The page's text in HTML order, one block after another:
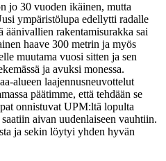
jo 30 vuoden ikäinen, mutta
ympäristölupa edellytti radalle
äänivallien rakentamisurakka sai
haave 300 metrin ja myös
muutama vuosi sitten ja sen
ja avuksi monessa.
alueen laajennusneuvottelut
päätimme, että tehdään se
onnistuvat UPM:ltä lopulta
aivan uudenlaiseen vauhtiin.
ja sekin löytyi yhden hyvän